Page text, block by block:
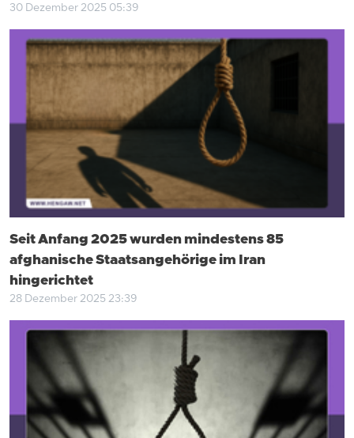
30 Dezember 2025 05:39
Seit Anfang 2025 wurden mindestens 85
afghanische Staatsangehörige im Iran
hingerichtet
28 Dezember 2025 23:39